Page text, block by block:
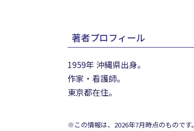
著者プロフィール
1959年 沖縄県出身。
作家・看護師。
東京都在住。
※この情報は、2026年7月時点のものです。